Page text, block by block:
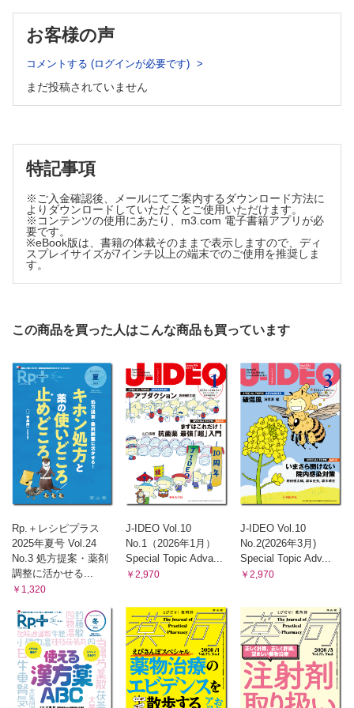
・フラグメント抗体（低分子抗体） ─抗体の断片を医薬品に
シリーズ
えびさんぽ
医薬品適正使用・育薬フラッシュニュース
・フルーツジュースと糖尿病の意外な関連
・BZ系睡眠薬中止には薬剤師主導の教育的介入？
（佐藤 宏樹 澤田 康文）
飲み合わせ研究所 子どもの服薬Tips
〈第43回〉アローゼン®顆粒
（小嶋 純 米子 真記）
薬剤師40年目の独り言
油断大敵の語源と気くばり，そしておもてなしの心
〈第6回〉患者ごとに薬剤師は担当制にしていますか？テンプ
（内池 明博 川上 和宜 坂田 幸雄 杉野 善彦 福岡 智
宏）
Gebaita?! 薬剤師の語(カタ)ログ
〈第55回〉VUCAの荒海の中で～「調剤薬局」ビジネスモデル
の終焉？～
（大森 智史）
ぐっとよくなる！ 漢方処方 快訣(かい けつ)ビフォーアフター
〈第31回〉西洋医学的治療の修飾を受けた病証への対応 経過
のなかで変化する症状を手掛かりにする
薬剤師の1，2，3，4！（ヒフみよ）大井教授の皮膚×くすり講座
19時限目 外用剤調剤と選定療養
（大井 一弥）
タイパUP！誰も教えてくれなかった 臨床業務の段取りお手本
〈File 16〉高齢者糖尿病×手術「退院時を見据えた処方介
入」 リスク回避で安全な血糖是正
（河﨑 尚史）
お客様の声
コメントする (ログインが必要です)
まだ投稿されていません
特記事項
※ご入金確認後、メールにてご案内するダウンロード方法に
よりダウンロードしていただくとご使用いただけます。
※コンテンツの使用にあたり、m3.com 電子書籍アプリが必
要です。
※eBook版は、書籍の体裁そのままで表示しますので、ディ
スプレイサイズが7インチ以上の端末でのご使用を推奨しま
す。
この商品を買った人はこんな商品も買っています
Rp.＋レシピプラス
2025年夏号 Vol.24
No.3 処方提案・薬剤
調整に活かせる...
￥1,320
J-IDEO Vol.10
No.1（2026年1月）
Special Topic Adva...
￥2,970
J-IDEO Vol.10
No.2(2026年3月)
Special Topic Adv...
￥2,970